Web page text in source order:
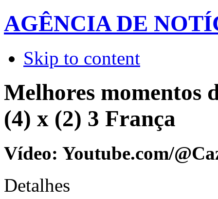
AGÊNCIA DE
Skip to content
Melhores momentos
(4) x (2) 3 França
Vídeo: Youtube.com/
Detalhes